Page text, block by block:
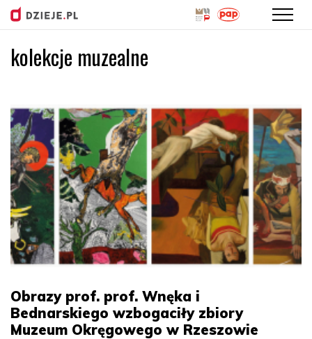
kolekcje muzealne
Obrazy prof. prof. Wnęka i
Bednarskiego wzbogaciły zbiory
Muzeum Okręgowego w Rzeszowie